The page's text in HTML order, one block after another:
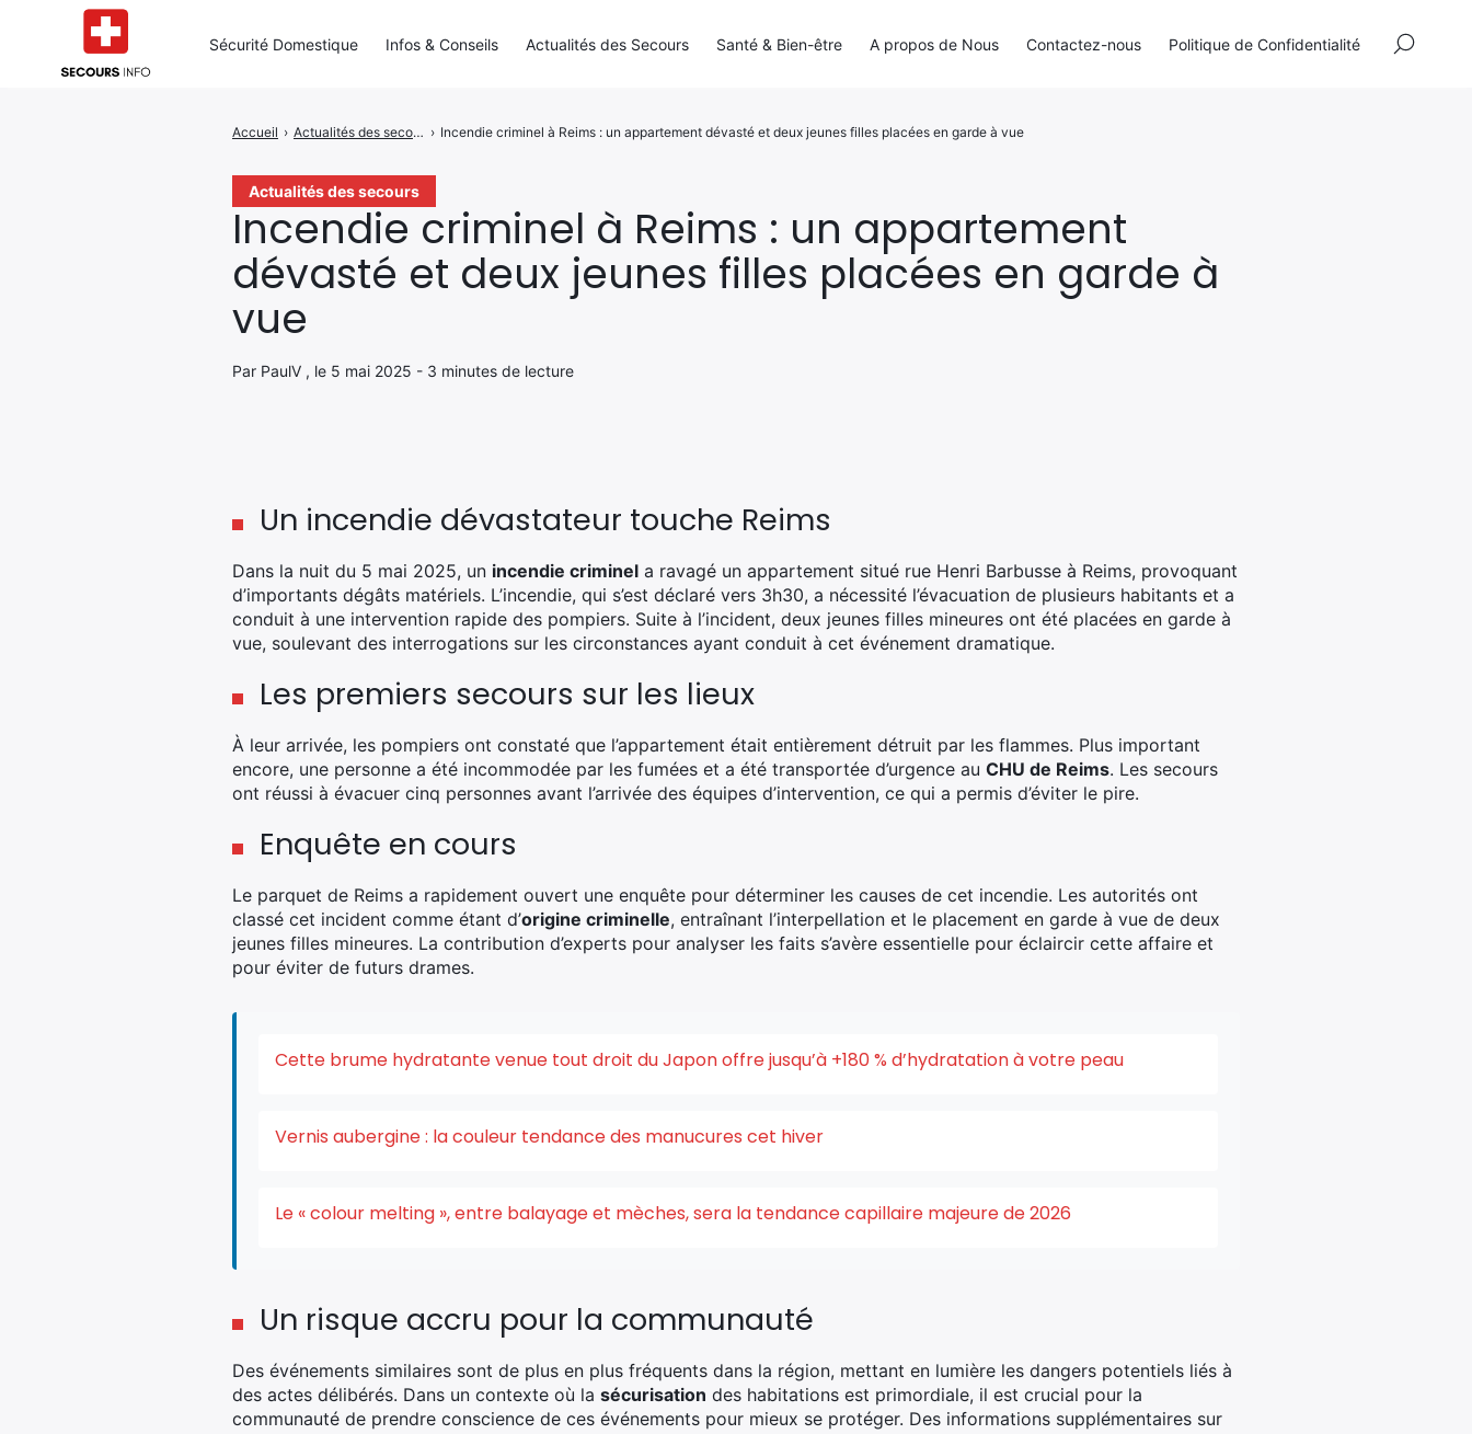
Actualités des secours
Incendie criminel à Reims : un appartement
dévasté et deux jeunes filles placées en garde à
vue
Par PaulV , le 5 mai 2025 - 3 minutes de lecture
Accueil › Actualités des secours › Incendie criminel à Reims : un appartement dévasté et deux jeunes filles placées en garde à vue
Un incendie dévastateur touche Reims
Dans la nuit du 5 mai 2025, un incendie criminel a ravagé un appartement situé rue Henri Barbusse à Reims, provoquant
d’importants dégâts matériels. L’incendie, qui s’est déclaré vers 3h30, a nécessité l’évacuation de plusieurs habitants et a
conduit à une intervention rapide des pompiers. Suite à l’incident, deux jeunes filles mineures ont été placées en garde à
vue, soulevant des interrogations sur les circonstances ayant conduit à cet événement dramatique.
Les premiers secours sur les lieux
À leur arrivée, les pompiers ont constaté que l’appartement était entièrement détruit par les flammes. Plus important
encore, une personne a été incommodée par les fumées et a été transportée d’urgence au CHU de Reims. Les secours
ont réussi à évacuer cinq personnes avant l’arrivée des équipes d’intervention, ce qui a permis d’éviter le pire.
Enquête en cours
Le parquet de Reims a rapidement ouvert une enquête pour déterminer les causes de cet incendie. Les autorités ont
classé cet incident comme étant d’origine criminelle, entraînant l’interpellation et le placement en garde à vue de deux
jeunes filles mineures. La contribution d’experts pour analyser les faits s’avère essentielle pour éclaircir cette affaire et
pour éviter de futurs drames.
Cette brume hydratante venue tout droit du Japon offre jusqu’à +180 % d’hydratation à votre peau
Vernis aubergine : la couleur tendance des manucures cet hiver
Le « colour melting », entre balayage et mèches, sera la tendance capillaire majeure de 2026
Un risque accru pour la communauté
Des événements similaires sont de plus en plus fréquents dans la région, mettant en lumière les dangers potentiels liés à
des actes délibérés. Dans un contexte où la sécurisation des habitations est primordiale, il est crucial pour la
communauté de prendre conscience de ces événements pour mieux se protéger. Des informations supplémentaires sur
Sécurité Domestique Infos & Conseils Actualités des Secours Santé & Bien-être A propos de Nous Contactez-nous Politique de Confidentialité
Rechercher